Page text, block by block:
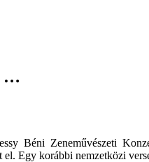
…
Béni Zeneművészeti
el. Egy korábbi nemzetközi